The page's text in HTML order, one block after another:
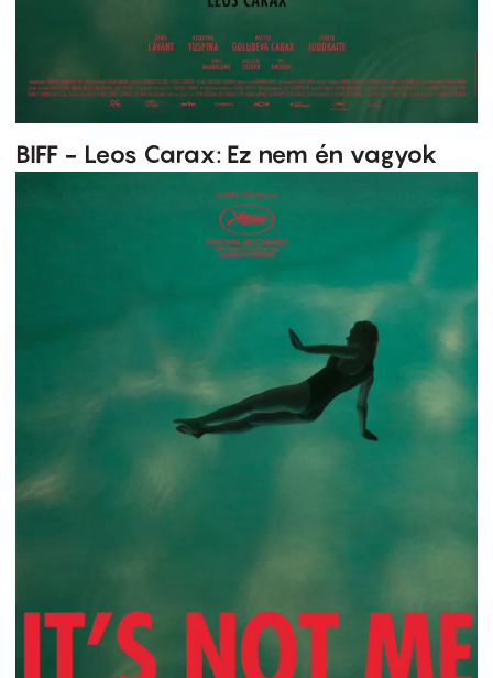
BIFF - Leos Carax: Ez nem én vagyok